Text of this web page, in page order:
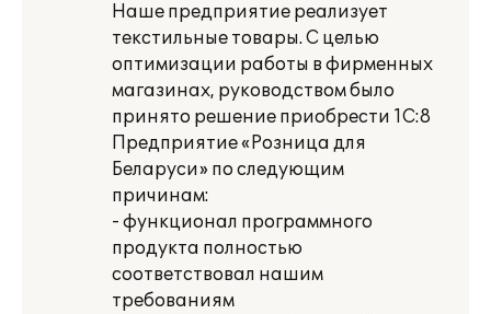
Наше предприятие реализует
текстильные товары. С целью
оптимизации работы в фирменных
магазинах, руководством было
принято решение приобрести 1С:8
Предприятие «Розница для
Беларуси» по следующим
причинам:
- функционал программного
продукта полностью
соответствовал нашим
требованиям